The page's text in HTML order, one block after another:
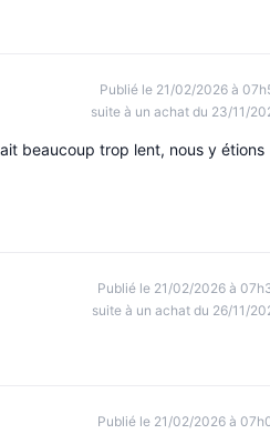
Publié le 21/02/2026 à
suite à un achat du 23/11/
beaucoup trop lent, nous y étions
Publié le 21/02/2026 à
suite à un achat du 26/11/
Publié le 21/02/2026 à